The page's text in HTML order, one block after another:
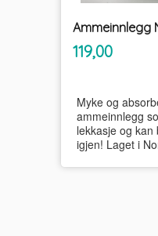
Pris
119,00mva.
Myke og
ammeinnlegg
lekkasje og kan
igjen! Laget i